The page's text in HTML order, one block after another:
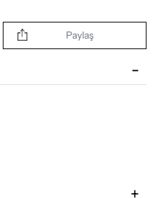
Paylaş